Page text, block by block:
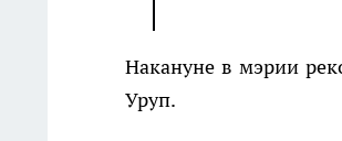
Накануне в мэрии
Уруп.